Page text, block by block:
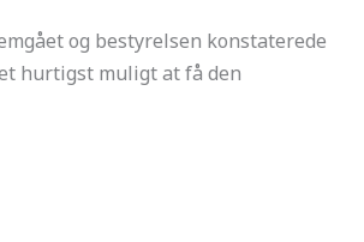
og bestyrelsen konstaterede
hurtigst muligt at få den